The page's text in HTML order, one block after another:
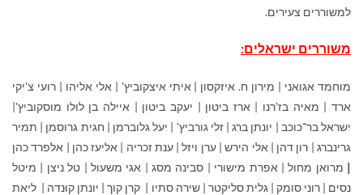
למשוררים צעירים.
משוררים ישראלים:
מוחמד אגואני | מירון ח. איזקסון | איתי איצקוביץ' | אלי אליהו | רועי צ'יקי
ארד | מאיה בז'רנו | ארז ביטון | יעקב ביטון | איילה בן לולו מוסקוביץ'|
ישראל בר־כוכב | יונתן ברג | זלי גורביץ' | יעל גלוברמן | חגית גרוסמן | תמיר
גרינברג | רון דהן | אלי הירש | ערן ויזל | ענת זכריה | אליעז כהן | אלפרד כהן
| מרואן מחול | אפרת מישורי | סבינה מסג | אגי משעול | טל ניצן | מיטל
נסים | רוני סומק | גלית סליקטר | שירה סתיו | קרן קוך | יונתן קוּנדה | ליאת